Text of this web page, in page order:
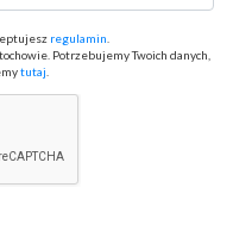
regulamin
Potrzebujemy Twoich danych,
tutaj